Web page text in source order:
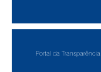
Portal da Transparência